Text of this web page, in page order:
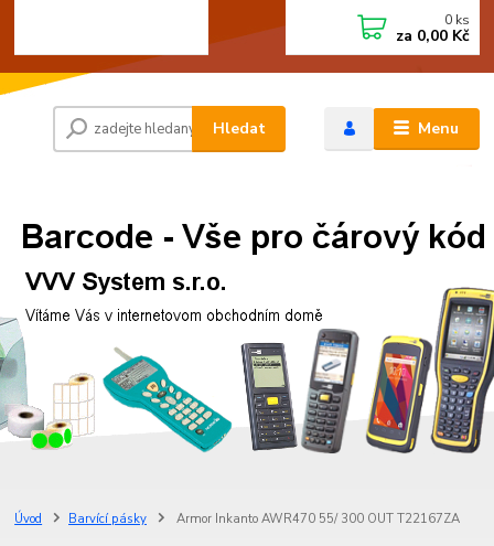
Menu
Hledat
0 ks
za 0,00 Kč
Úvod Barvící pásky Armor Inkanto AWR470 55/ 300 OUT T22167ZA